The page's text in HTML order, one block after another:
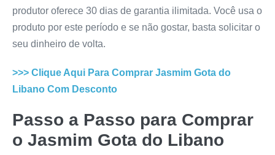
produtor oferece 30 dias de garantia ilimitada. Você usa o
produto por este período e se não gostar, basta solicitar o
seu dinheiro de volta.
>>> Clique Aqui Para Comprar Jasmim Gota do
Libano Com Desconto
Passo a Passo para Comprar
o Jasmim Gota do Libano